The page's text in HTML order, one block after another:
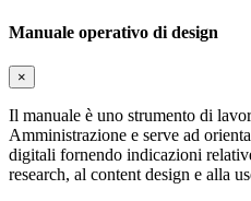
Manuale operativo di design
×
Il manuale è uno strumento di
Amministrazione e serve ad
digitali fornendo indicazioni
research, al content design e alla